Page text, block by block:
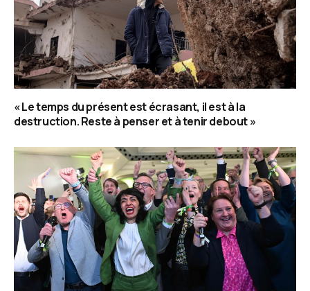
« Le temps du présent est écrasant, il est à la
destruction. Reste à penser et à tenir debout »